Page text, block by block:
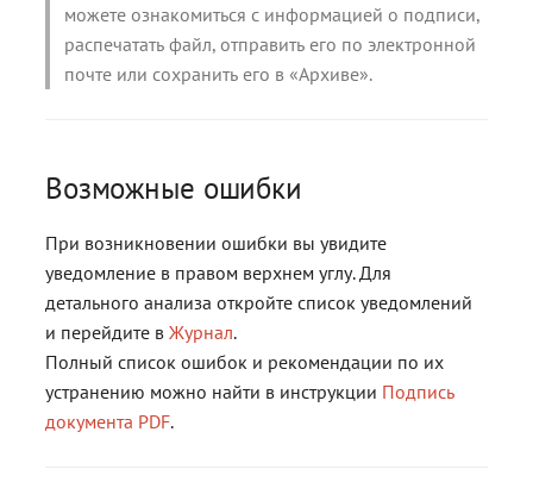
можете ознакомиться с информацией о подписи,
распечатать файл, отправить его по электронной
почте или сохранить его в «Архиве».
Возможные ошибки
При возникновении ошибки вы увидите
уведомление в правом верхнем углу. Для
детального анализа откройте список уведомлений
и перейдите вЖурнал.
Полный список ошибок и рекомендации по их
устранению можно найти в инструкции Подпись
документа PDF.